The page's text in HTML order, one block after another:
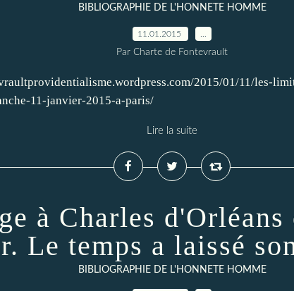
BIBLIOGRAPHIE DE L'HONNETE HOMME
11.01.2015
Par Charte de Fontevrault
2015/01/11/les-
11-janvier-2015-a-paris/
Lire la suite
à Charles d'Orléans
Le temps a laissé
BIBLIOGRAPHIE DE L'HONNETE HOMME